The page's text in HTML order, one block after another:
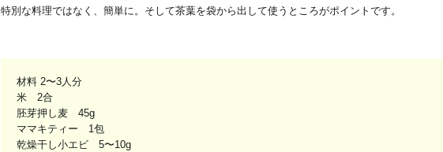
特別な料理ではなく、簡単に。そして茶葉を袋から出して使うところがポイントです。
材料 2〜3人分
米 2合
胚芽押し麦 45g
ママキティー 1包
乾燥干し小エビ 5〜10g